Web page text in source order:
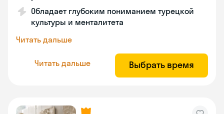
Обладает глубоким пониманием турецкой
культуры и менталитета
Читать дальше
Читать дальше Выбрать время